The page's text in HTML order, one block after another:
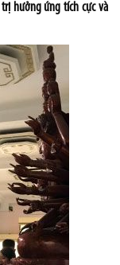
hưởng ứng tích cực và